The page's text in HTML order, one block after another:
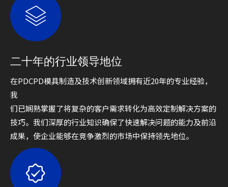
二十年的行业领导地位
在PDCPD模具制造及技术创新领域拥有近20年的专业经验，
我
们已娴熟掌握了将复杂的客户需求转化为高效定制解决方案的
技巧。我们深厚的行业知识确保了快速解决问题的能力及前沿
成果，使企业能够在竞争激烈的市场中保持领先地位。